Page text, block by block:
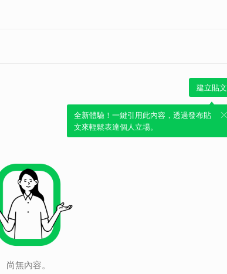
建立貼文
全新體驗！一鍵引用此內容，透過發布貼
文來輕鬆表達個人立場。
尚無內容。